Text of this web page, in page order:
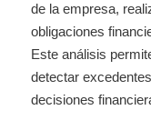
de la empresa,
obligaciones
Este análisis
detectar
decisiones